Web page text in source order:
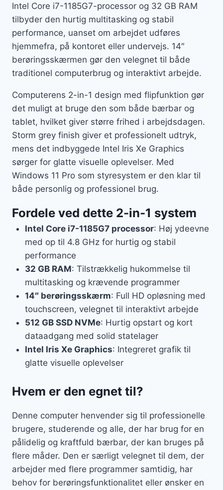
Intel Core i7-1185G7-processor og 32 GB RAM
tilbyder den hurtig multitasking og stabil
performance, uanset om arbejdet udføres
hjemmefra, på kontoret eller undervejs. 14″
berøringsskærmen gør den velegnet til både
traditionel computerbrug og interaktivt arbejde.
Computerens 2-in-1 design med flipfunktion gør
det muligt at bruge den som både bærbar og
tablet, hvilket giver større frihed i arbejdsdagen.
Storm grey finish giver et professionelt udtryk,
mens det indbyggede Intel Iris Xe Graphics
sørger for glatte visuelle oplevelser. Med
Windows 11 Pro som styresystem er den klar til
både personlig og professionel brug.
Fordele ved dette 2-in-1 system
Intel Core i7-1185G7 processor: Høj ydeevne
med op til 4.8 GHz for hurtig og stabil
performance
32 GB RAM: Tilstrækkelig hukommelse til
multitasking og krævende programmer
14″ berøringsskærm: Full HD opløsning med
touchscreen, velegnet til interaktivt arbejde
512 GB SSD NVMe: Hurtig opstart og kort
dataadgang med solid statelager
Intel Iris Xe Graphics: Integreret grafik til
glatte visuelle oplevelser
Hvem er den egnet til?
Denne computer henvender sig til professionelle
brugere, studerende og alle, der har brug for en
pålidelig og kraftfuld bærbar, der kan bruges på
flere måder. Den er særligt velegnet til dem, der
arbejder med flere programmer samtidig, har
behov for berøringsfunktionalitet eller ønsker en